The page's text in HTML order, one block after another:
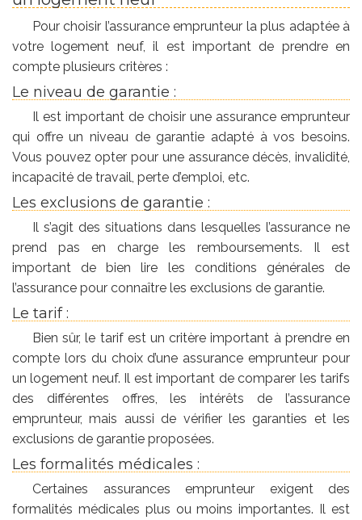
Pour choisir l’assurance emprunteur la plus adaptée à
votre logement neuf, il est important de prendre en
compte plusieurs critères :
Le niveau de garantie :
Il est important de choisir une assurance emprunteur
qui offre un niveau de garantie adapté à vos besoins.
Vous pouvez opter pour une assurance décès, invalidité,
incapacité de travail, perte d’emploi, etc.
Les exclusions de garantie :
Il s’agit des situations dans lesquelles l’assurance ne
prend pas en charge les remboursements. Il est
important de bien lire les conditions générales de
l’assurance pour connaître les exclusions de garantie.
Le tarif :
Bien sûr, le tarif est un critère important à prendre en
compte lors du choix d’une assurance emprunteur pour
un logement neuf. Il est important de comparer les tarifs
des différentes offres, les intérêts de l’assurance
emprunteur, mais aussi de vérifier les garanties et les
exclusions de garantie proposées.
Les formalités médicales :
Certaines assurances emprunteur exigent des
formalités médicales plus ou moins importantes. Il est